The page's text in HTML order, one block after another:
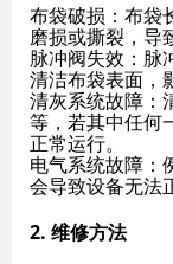
布袋破损 ：布
磨损或撕裂，导
脉冲阀失效 ：
清洁布袋表面，
清灰系统故障
等，若其中任何
正常运行。
电气系统故障
会导致设备无法
2. 维修方法